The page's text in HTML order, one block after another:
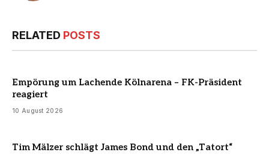
RELATED POSTS
Empörung um Lachende Kölnarena – FK-Präsident
reagiert
10 August 2026
Tim Mälzer schlägt James Bond und den „Tatort“